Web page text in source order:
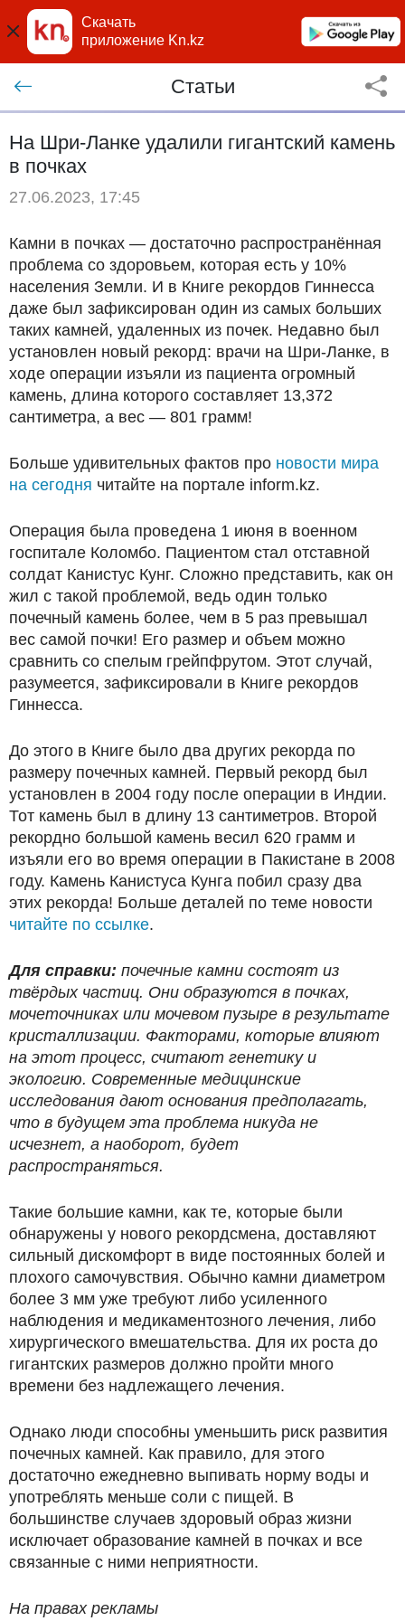
Скачать
приложение Kn.kz
Статьи
На Шри-Ланке удалили гигантский камень
в почках
27.06.2023, 17:45
Камни в почках — достаточно распространённая
проблема со здоровьем, которая есть у 10%
населения Земли. И в Книге рекордов Гиннесса
даже был зафиксирован один из самых больших
таких камней, удаленных из почек. Недавно был
установлен новый рекорд: врачи на Шри-Ланке, в
ходе операции изъяли из пациента огромный
камень, длина которого составляет 13,372
сантиметра, а вес — 801 грамм!
Больше удивительных фактов про новости мира
на сегодня читайте на портале inform.kz.
Операция была проведена 1 июня в военном
госпитале Коломбо. Пациентом стал отставной
солдат Канистус Кунг. Сложно представить, как он
жил с такой проблемой, ведь один только
почечный камень более, чем в 5 раз превышал
вес самой почки! Его размер и объем можно
сравнить со спелым грейпфрутом. Этот случай,
разумеется, зафиксировали в Книге рекордов
Гиннесса.
До этого в Книге было два других рекорда по
размеру почечных камней. Первый рекорд был
установлен в 2004 году после операции в Индии.
Тот камень был в длину 13 сантиметров. Второй
рекордно большой камень весил 620 грамм и
изъяли его во время операции в Пакистане в 2008
году. Камень Канистуса Кунга побил сразу два
этих рекорда! Больше деталей по теме новости
читайте по ссылке.
Для справки: почечные камни состоят из
твёрдых частиц. Они образуются в почках,
мочеточниках или мочевом пузыре в результате
кристаллизации. Факторами, которые влияют
на этот процесс, считают генетику и
экологию. Современные медицинские
исследования дают основания предполагать,
что в будущем эта проблема никуда не
исчезнет, а наоборот, будет
распространяться.
Такие большие камни, как те, которые были
обнаружены у нового рекордсмена, доставляют
сильный дискомфорт в виде постоянных болей и
плохого самочувствия. Обычно камни диаметром
более 3 мм уже требуют либо усиленного
наблюдения и медикаментозного лечения, либо
хирургического вмешательства. Для их роста до
гигантских размеров должно пройти много
времени без надлежащего лечения.
Однако люди способны уменьшить риск развития
почечных камней. Как правило, для этого
достаточно ежедневно выпивать норму воды и
употреблять меньше соли с пищей. В
большинстве случаев здоровый образ жизни
исключает образование камней в почках и все
связанные с ними неприятности.
На правах рекламы